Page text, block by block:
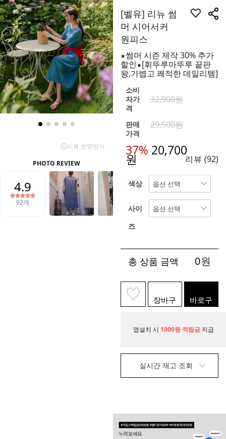
[벨유] 리뉴 썸
머 시어서커
원피스
★썸머 시즌 제작 30% 추가
할인★[휘뚜루마뚜루 끝판
왕,가볍고 쾌적한 데일리템]
소비
자가
격
32,900원
판매
가격
29,500원
37% 20,700
원 리뷰 (92)
색상
사이
즈
총 상품 금액 0원
장바구
니
바로구
매
앱설치 시 1000원 적립금 지급
실시간 재고 조회